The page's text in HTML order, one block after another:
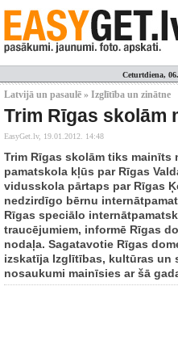
Ceturtdiena,
Latvijā un pasaulē » Izglītība un zinātne
Trim Rīgas skolām
EasyGet.lv, 19.01.2012. 14:48
Trim Rīgas skolām tiks mainīts
pamatskola kļūs par Rīgas
vidusskola pārtaps par Rīgas
nedzirdīgo bērnu
Rīgas speciālo
traucējumiem, informē Rīgas
nodaļa. Sagatavotie Rīgas
izskatīja Izglītības, kultūras un
nosaukumi mainīsies ar šā